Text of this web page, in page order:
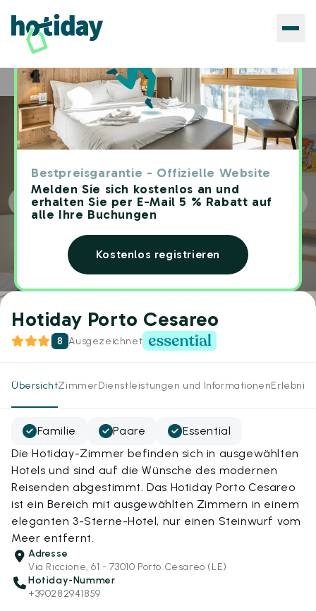
Bestpreisgarantie - Offizielle Website
Melden Sie sich kostenlos an und
erhalten Sie per E-Mail 5 % Rabatt auf
alle Ihre Buchungen
Kostenlos registrieren
Home Hotels Hotiday Porto Cesareo
Hotiday Porto Cesareo
8 Ausgezeichnet
ÜbersichtZimmerDienstleistungen und Informationen
Familie Paare
Essential
Die Hotiday-Zimmer befinden sich in ausgewählten
Hotels und sind auf die Wünsche des modernen
Reisenden abgestimmt. Das Hotiday Porto Cesareo
ist ein Bereich mit ausgewählten Zimmern in einem
eleganten 3-Sterne-Hotel, nur einen Steinwurf vom
Meer entfernt.
Adresse
Via Riccione, 61 - 73010 Porto Cesareo (LE)
Hotiday-Nummer
+390282941859